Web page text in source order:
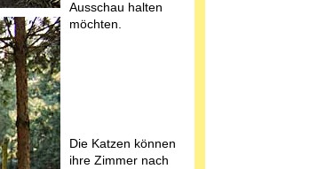
Ausschau halten
möchten.
Die Katzen können
ihre Zimmer nach